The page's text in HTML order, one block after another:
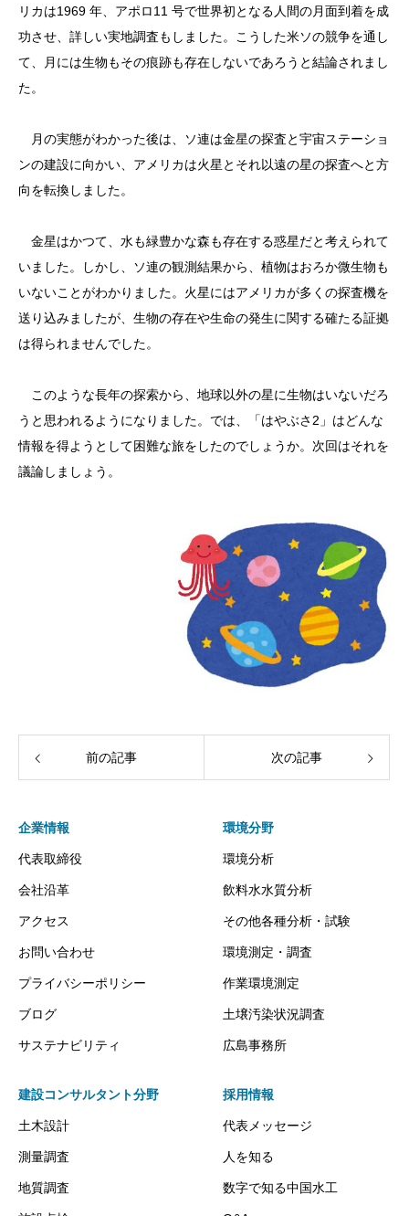
リカは1969 年、アポロ11 号で世界初となる人間の月面到着を成
功させ、詳しい実地調査もしました。こうした米ソの競争を通し
て、月には生物もその痕跡も存在しないであろうと結論されまし
た。
月の実態がわかった後は、ソ連は金星の探査と宇宙ステーショ
ンの建設に向かい、アメリカは火星とそれ以遠の星の探査へと方
向を転換しました。
金星はかつて、水も緑豊かな森も存在する惑星だと考えられて
いました。しかし、ソ連の観測結果から、植物はおろか微生物も
いないことがわかりました。火星にはアメリカが多くの探査機を
送り込みましたが、生物の存在や生命の発生に関する確たる証拠
は得られませんでした。
このような長年の探索から、地球以外の星に生物はいないだろ
うと思われるようになりました。では、「はやぶさ2」はどんな
情報を得ようとして困難な旅をしたのでしょうか。次回はそれを
議論しましょう。
前の記事 次の記事
企業情報
代表取締役
会社沿革
アクセス
お問い合わせ
プライバシーポリシー
ブログ
サステナビリティ
環境分野
環境分析
飲料水水質分析
その他各種分析・試験
環境測定・調査
作業環境測定
土壌汚染状況調査
広島事務所
建設コンサルタント分野
土木設計
測量調査
地質調査
採用情報
代表メッセージ
人を知る
数字で知る中国水工